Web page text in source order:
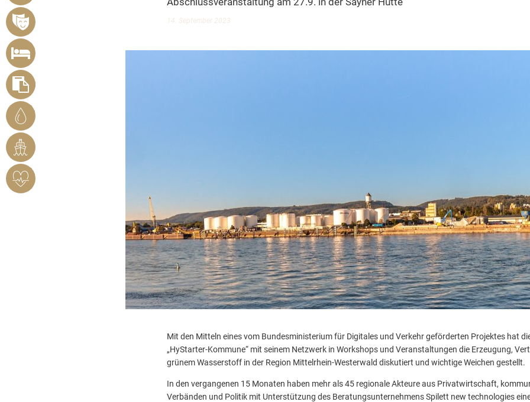
MÄNGEL
VERANSTALTUNGSÜBERSICHT
UNTERKUNFT
SUCHEN
FORMULARE
STADTWERKE
BENDORF
RHEINHAFEN
HERZSICHERES
BENDORF
14. September 2023
Mit den Mitteln eines vom Bundesministerium für Digitales und Verkehr geförderten Projektes hat
„HyStarter-Kommune“ mit seinem Netzwerk in Workshops und Veranstaltungen die Erzeugung,
grünem Wasserstoff in der Region Mittelrhein-Westerwald diskutiert und wichtige Weichen gestellt.
In den vergangenen 15 Monaten haben mehr als 45 regionale Akteure aus Privatwirtschaft,
Verbänden und Politik mit Unterstützung des Beratungsunternehmens Spilett new technologies